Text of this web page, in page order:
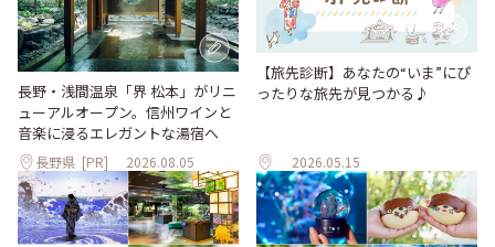
長野・浅間温泉「界 松本」がリニ
ューアルオープン。信州ワインと
音楽に浸るエレガントな湯宿へ
長野県 [PR] 2026.08.05
【旅先診断】あなたの“いま”にぴ
ったりな旅先が見つかる♪
2026.05.15